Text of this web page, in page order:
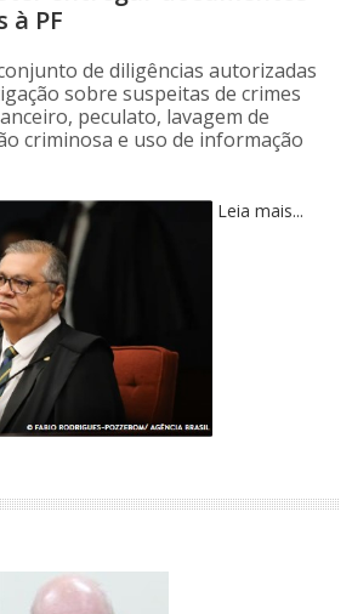
à PF
de diligências autorizadas
sobre suspeitas de crimes
peculato, lavagem de
criminosa e uso de informação
Leia mais...